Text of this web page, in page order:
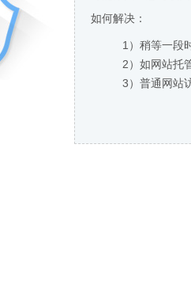
如何解决：
1）稍等一段
2）如网站托
3）普通网站